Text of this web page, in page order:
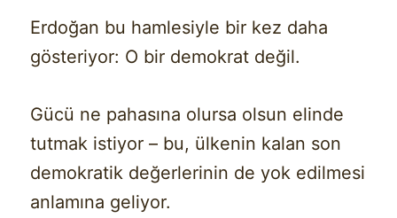
Erdoğan bu hamlesiyle bir kez daha
gösteriyor: O bir demokrat değil.
Gücü ne pahasına olursa olsun elinde
tutmak istiyor – bu, ülkenin kalan son
demokratik değerlerinin de yok edilmesi
anlamına geliyor.